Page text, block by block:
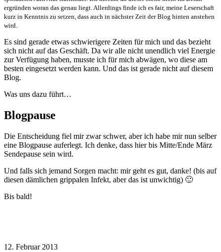
ergründen woran das genau liegt. Allerdings finde ich es fair, meine Leserschaft
kurz in Kenntnis zu setzen, dass auch in nächster Zeit der Blog hinten anstehen
wird.
Es sind gerade etwas schwierigere Zeiten für mich und das bezieht
sich nicht auf das Geschäft. Da wir alle nicht unendlich viel Energie
zur Verfügung haben, musste ich für mich abwägen, wo diese am
besten eingesetzt werden kann. Und das ist gerade nicht auf diesem
Blog.
Was uns dazu führt…
Blogpause
Die Entscheidung fiel mir zwar schwer, aber ich habe mir nun selber
eine Blogpause auferlegt. Ich denke, dass hier bis Mitte/Ende März
Sendepause sein wird.
Und falls sich jemand Sorgen macht: mir geht es gut, danke! (bis auf
diesen dämlichen grippalen Infekt, aber das ist unwichtig) 🙂
Bis bald!
12. Februar 2013